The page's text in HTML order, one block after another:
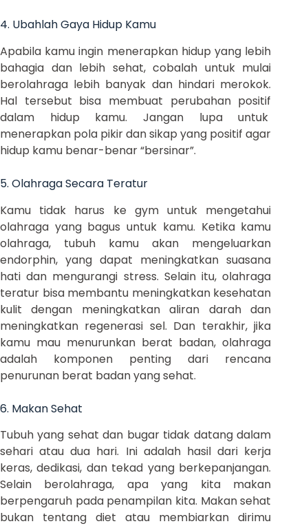
4. Ubahlah Gaya Hidup Kamu
Apabila kamu ingin menerapkan hidup yang lebih
bahagia dan lebih sehat, cobalah untuk mulai
berolahraga lebih banyak dan hindari merokok.
Hal tersebut bisa membuat perubahan positif
dalam hidup kamu. Jangan lupa untuk
menerapkan pola pikir dan sikap yang positif agar
hidup kamu benar-benar “bersinar”.
5. Olahraga Secara Teratur
Kamu tidak harus ke gym untuk mengetahui
olahraga yang bagus untuk kamu. Ketika kamu
olahraga, tubuh kamu akan mengeluarkan
endorphin, yang dapat meningkatkan suasana
hati dan mengurangi stress. Selain itu, olahraga
teratur bisa membantu meningkatkan kesehatan
kulit dengan meningkatkan aliran darah dan
meningkatkan regenerasi sel. Dan terakhir, jika
kamu mau menurunkan berat badan, olahraga
adalah komponen penting dari rencana
penurunan berat badan yang sehat.
6. Makan Sehat
Tubuh yang sehat dan bugar tidak datang dalam
sehari atau dua hari. Ini adalah hasil dari kerja
keras, dedikasi, dan tekad yang berkepanjangan.
Selain berolahraga, apa yang kita makan
berpengaruh pada penampilan kita. Makan sehat
bukan tentang diet atau membiarkan dirimu